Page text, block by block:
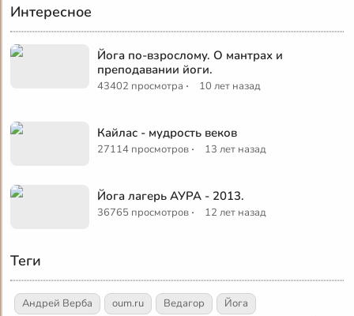
Интересное
Йога по-взрослому. О мантрах и
преподавании йоги.
43402 просмотра · 10 лет назад
Кайлас - мудрость веков
27114 просмотров · 13 лет назад
Йога лагерь АУРА - 2013.
36765 просмотров · 12 лет назад
Теги
Андрей Верба oum.ru Ведагор
Йога